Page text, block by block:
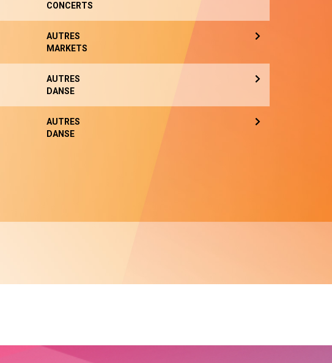
CONCERTS
AUTRES
MARKETS
AUTRES
DANSE
AUTRES
DANSE